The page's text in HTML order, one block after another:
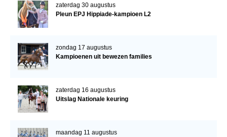
zaterdag 30 augustus
Pleun EPJ Hippiade-kampioen L2
zondag 17 augustus
Kampioenen uit bewezen families
zaterdag 16 augustus
Uitslag Nationale keuring
maandag 11 augustus